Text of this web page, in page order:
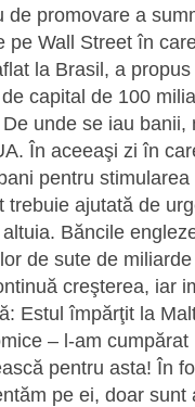
promovare a
pe Wall Street în
la Brasil, a
capital de 100
unde se iau
În aceeaşi zi în
pentru
trebuie ajutată de
Băncile
de sute de
creşterea, iar
Estul împărţit la
– l-am
pentru asta! În
pe ei, doar sunt